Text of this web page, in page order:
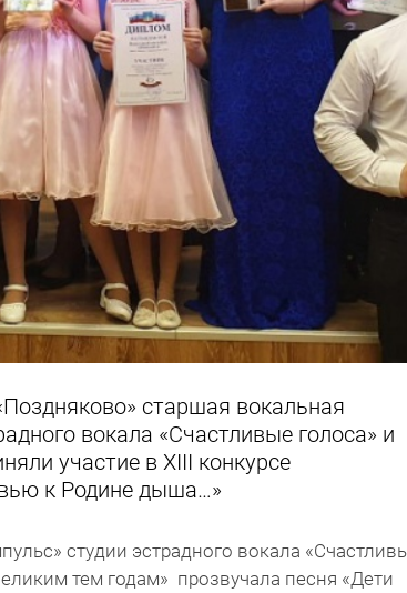
старшая вокальная
вокала «Счастливые голоса» и
участие в XIII конкурсе
к Родине дыша…»
студии эстрадного вокала
тем годам» прозвучала песня «Дети